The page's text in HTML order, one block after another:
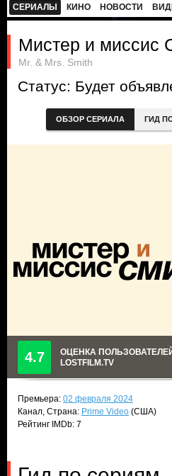
СЕРИАЛЫ КИНО НОВОСТИ
Мистер и миссис
Mr. & Mrs. Smith
Статус: Будет
ОБЗОР СЕРИАЛА ГИД
4.7
ОЦЕНКА
LOSTFILM.TV
Премьера: 02 февраля 2024
Канал, Страна: Prime Video (США)
Рейтинг IMDb: 7